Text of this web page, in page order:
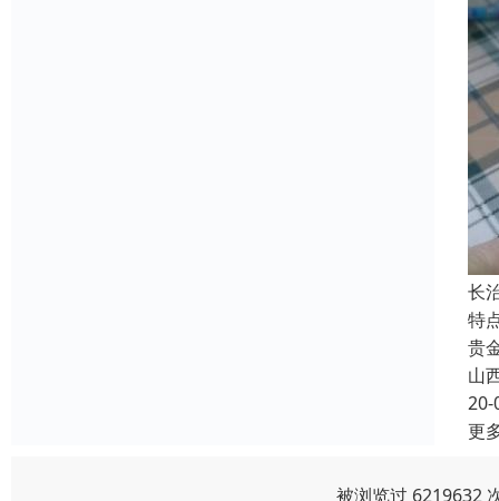
长
特
贵
山
20-
更
被浏览过 6219632